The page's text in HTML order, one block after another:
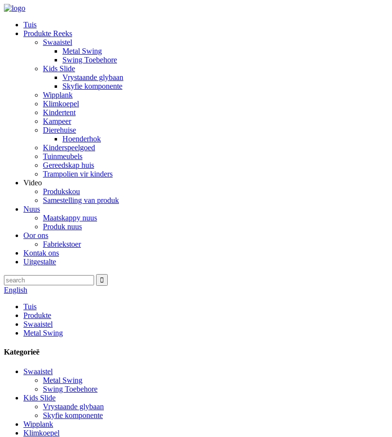
Tuis
Produkte Reeks
Swaaistel
Metal Swing
Swing Toebehore
Kids Slide
Vrystaande glybaan
Skyfie komponente
Wipplank
Klimkoepel
Kindertent
Kampeer
Dierehuise
Hoenderhok
Kinderspeelgoed
Tuinmeubels
Gereedskap huis
Trampolien vir kinders
Video
Produkskou
Samestelling van produk
Nuus
Maatskappy nuus
Produk nuus
Oor ons
Fabriekstoer
Kontak ons
Uitgestalte
English
Tuis
Produkte
Swaaistel
Metal Swing
Kategorieë
Swaaistel
Metal Swing
Swing Toebehore
Kids Slide
Vrystaande glybaan
Skyfie komponente
Wipplank
Klimkoepel